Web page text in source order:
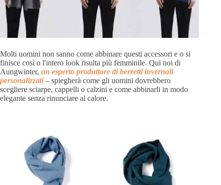
Molti uomini non sanno come abbinare questi accessori e o si
finisce così o l'intero look risulta più femminile. Qui noi di
Aungwinter, un esperto produttore di berretti invernali
personalizzati– spiegherà come gli uomini dovrebbero
scegliere sciarpe, cappelli o calzini e come abbinarli in modo
elegante senza rinunciare al calore.